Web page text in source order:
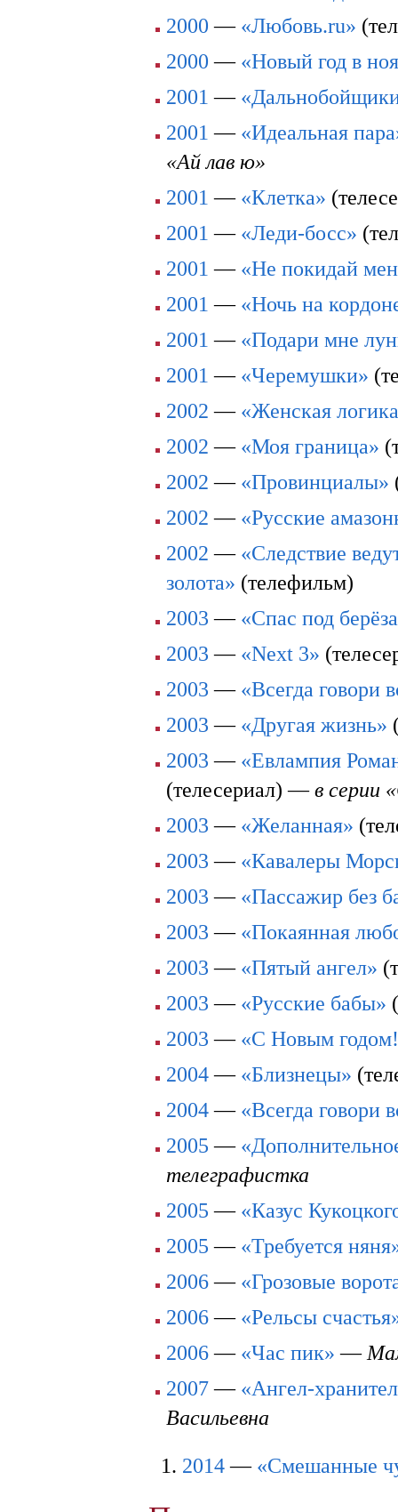
2000 — «Любовь.ru»
2000 — «Новый год в
2001 —
2001 — «Идеальная
«Ай лав ю»
2001 — «Клетка»
2001 — «Леди-босс»
2001 — «Не покидай
2001 — «Ночь на
2001 — «Подари мне
2001 — «Черемушки»
2002 — «Женская
2002 — «Моя граница»
2002 — «Провинциалы»
2002 — «Русские
2002 — «Следствие
золота» (телефильм)
2003 — «Спас под
2003 — «Next 3»
2003 — «Всегда говори
2003 — «Другая жизнь»
2003 — «Евлампия
(телесериал) —в серии
2003 — «Желанная»
2003 — «Кавалеры
2003 — «Пассажир без
2003 — «Покаянная
2003 — «Пятый ангел»
2003 — «Русские бабы»
2003 — «С Новым
2004— «Близнецы»
2004— «Всегда говори
2005 —
телеграфистка
2005 — «Казус
2005 — «Требуется
2006— «Грозовые
2006— «Рельсы
2006— «Час пик» —
2007— «Ангел-
Васильевна
2014— «Смешанные